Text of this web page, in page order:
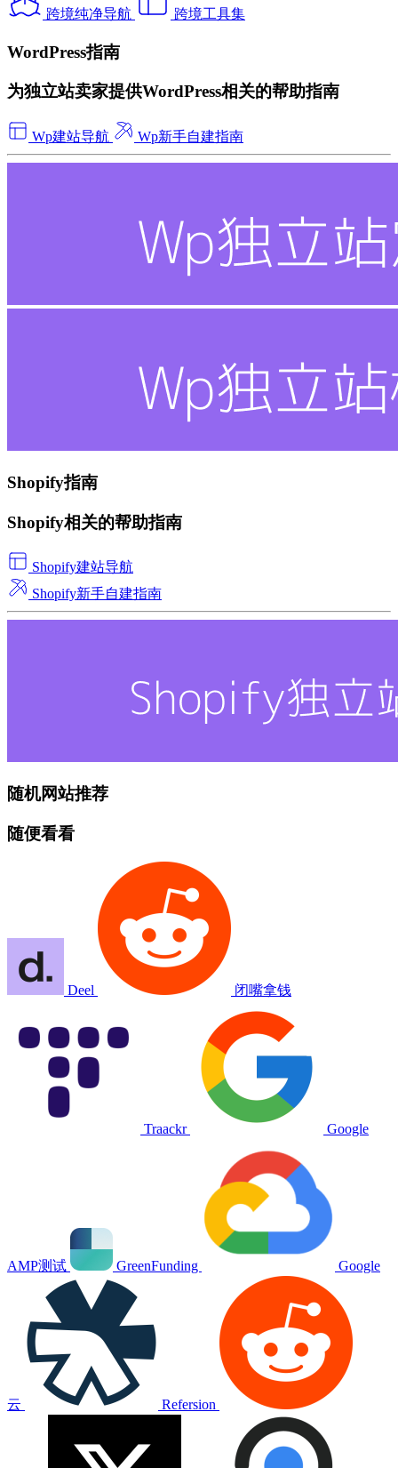
跨境纯净导航 跨境工具集
WordPress指南
为独立站卖家提供WordPress相关的帮助指南
Wp建站导航 Wp新手自建指南
Shopify指南
Shopify相关的帮助指南
Shopify建站导航
Shopify新手自建指南
随机网站推荐
随便看看
Deel 闭嘴拿钱
Traackr Google
AMP测试 GreenFunding Google
云 Refersion